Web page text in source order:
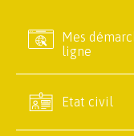
Mes
ligne
Etat civil